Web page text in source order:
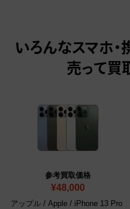
いろんなスマホ・
売って 買
参考買取価格
¥48,000
アップル / Apple / iPhone 13 Pro